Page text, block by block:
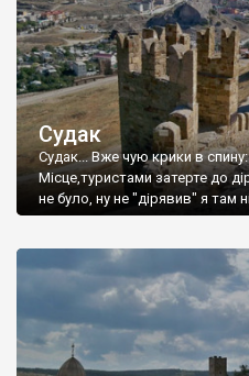
Судак
Судак... Вже чую крики в
Місце,туристами затерте до
не було, ну не "дірявив" я там